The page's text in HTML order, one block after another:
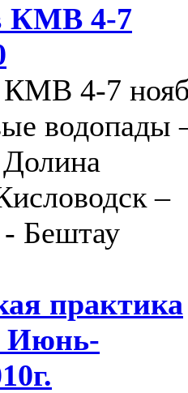
КМВ 4-7
4-7
водопады
–
Бештау
практика
Июнь-